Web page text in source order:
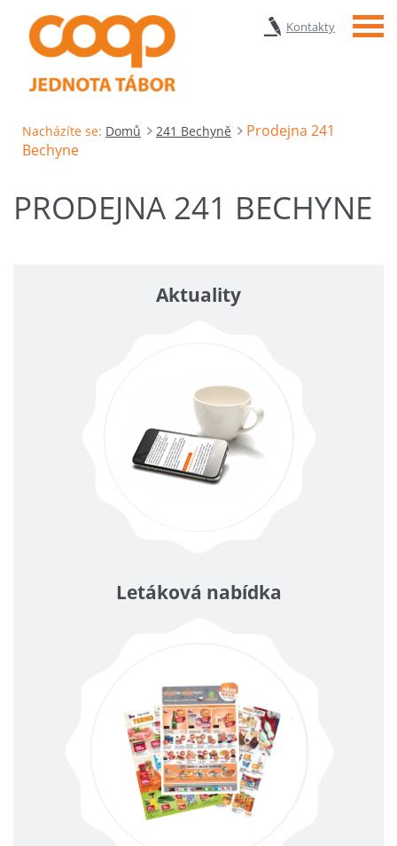
Kontakty Menu
Nacházíte se: Domů 241 Bechyně
Prodejna 241
Bechyne
PRODEJNA 241 BECHYNE
Aktuality
Letáková nabídka